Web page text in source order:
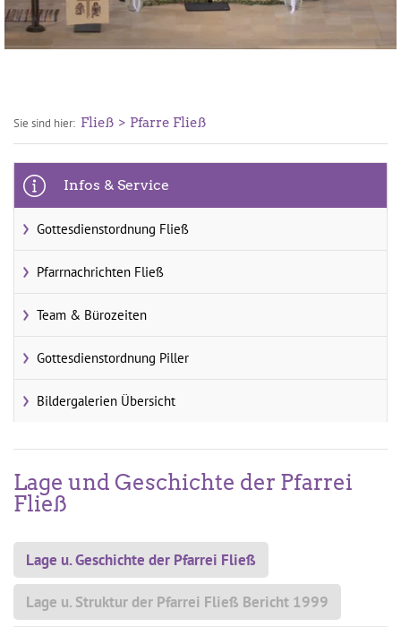
Sie sind hier: Fließ Pfarre Fließ
Infos & Service
Gottesdienstordnung Fließ
Pfarrnachrichten Fließ
Team & Bürozeiten
Gottesdienstordnung Piller
Bildergalerien Übersicht
Lage und Geschichte der Pfarrei
Fließ
Lage u. Geschichte der Pfarrei Fließ
Lage u. Struktur der Pfarrei Fließ Bericht 1999